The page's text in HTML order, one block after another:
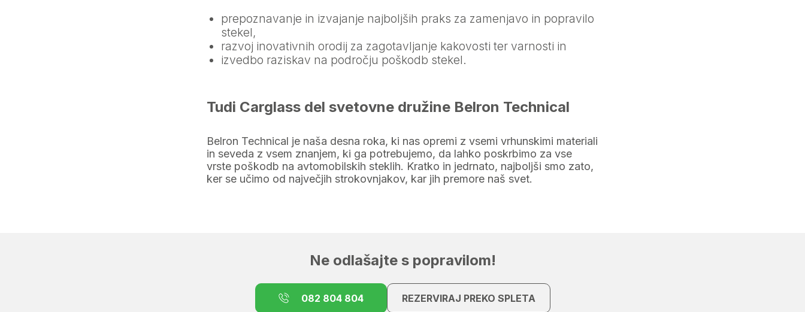
prepoznavanje in izvajanje najboljših praks za zamenjavo in popravilo
stekel,
razvoj inovativnih orodij za zagotavljanje kakovosti ter varnosti in
izvedbo raziskav na področju poškodb stekel.
Tudi Carglass del svetovne družine Belron Technical
Belron Technical je naša desna roka, ki nas opremi z vsemi vrhunskimi materiali
in seveda z vsem znanjem, ki ga potrebujemo, da lahko poskrbimo za vse
vrste poškodb na avtomobilskih steklih. Kratko in jedrnato, najboljši smo zato,
ker se učimo od največjih strokovnjakov, kar jih premore naš svet.
Ne odlašajte s popravilom!
082 804 804 REZERVIRAJ PREKO SPLETA